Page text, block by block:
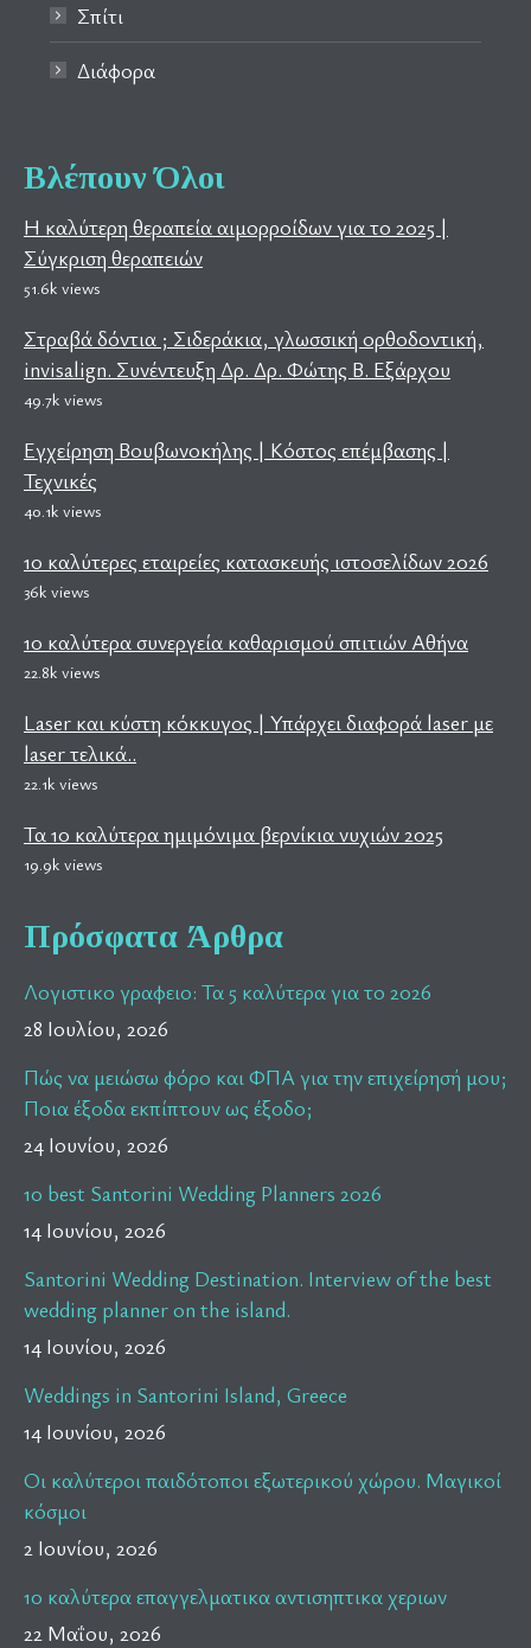
Σπίτι
Διάφορα
Βλέπουν Όλοι
Η καλύτερη θεραπεία αιμορροίδων για το 2025 |
Σύγκριση θεραπειών
51.6k views
Στραβά δόντια ; Σιδεράκια, γλωσσική ορθοδοντική,
invisalign. Συνέντευξη Δρ. Δρ. Φώτης Β. Εξάρχου
49.7k views
Εγχείρηση Βουβωνοκήλης | Κόστος επέμβασης |
Τεχνικές
40.1k views
10 καλύτερες εταιρείες κατασκευής ιστοσελίδων 2026
36k views
10 καλύτερα συνεργεία καθαρισμού σπιτιών Αθήνα
22.8k views
Laser και κύστη κόκκυγος | Υπάρχει διαφορά laser με
laser τελικά..
22.1k views
Τα 10 καλύτερα ημιμόνιμα βερνίκια νυχιών 2025
19.9k views
Πρόσφατα Άρθρα
Λογιστικο γραφειο: Τα 5 καλύτερα για το 2026
28 Ιουλίου, 2026
Πώς να μειώσω φόρο και ΦΠΑ για την επιχείρησή μου;
Ποια έξοδα εκπίπτουν ως έξοδο;
24 Ιουνίου, 2026
10 best Santorini Wedding Planners 2026
14 Ιουνίου, 2026
Santorini Wedding Destination. Interview of the best
wedding planner on the island.
14 Ιουνίου, 2026
Weddings in Santorini Island, Greece
14 Ιουνίου, 2026
Οι καλύτεροι παιδότοποι εξωτερικού χώρου. Μαγικοί
κόσμοι
2 Ιουνίου, 2026
10 καλύτερα επαγγελματικα αντισηπτικα χεριων
22 Μαΐου, 2026